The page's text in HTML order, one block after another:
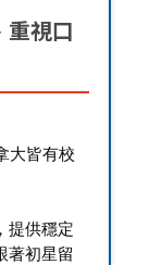
重視口
大皆有校
提供穩定
著初星留